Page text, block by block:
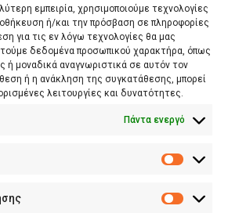
εμπειρία, χρησιμοποιούμε τεχνολογίες
ή/και την πρόσβαση σε πληροφορίες
για τις εν λόγω τεχνολογίες θα μας
δεδομένα προσωπικού χαρακτήρα, όπως
ή μοναδικά αναγνωριστικά σε αυτόν τον
ή η ανάκληση της συγκατάθεσης, μπορεί
λειτουργίες και δυνατότητες.
Πάντα ενεργό
Διαχείρισης BnB
6, Αθήνα, 11528